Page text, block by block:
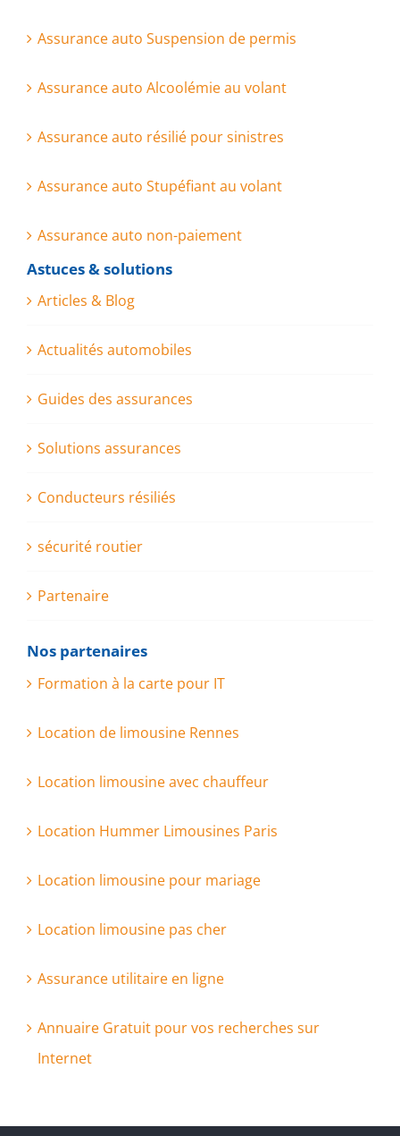
Assurance auto Suspension de permis
Assurance auto Alcoolémie au volant
Assurance auto résilié pour sinistres
Assurance auto Stupéfiant au volant
Assurance auto non-paiement
Astuces & solutions
Articles & Blog
Actualités automobiles
Guides des assurances
Solutions assurances
Conducteurs résiliés
sécurité routier
Partenaire
Nos partenaires
Formation à la carte pour IT
Location de limousine Rennes
Location limousine avec chauffeur
Location Hummer Limousines Paris
Location limousine pour mariage
Location limousine pas cher
Assurance utilitaire en ligne
Annuaire Gratuit pour vos recherches sur
Internet